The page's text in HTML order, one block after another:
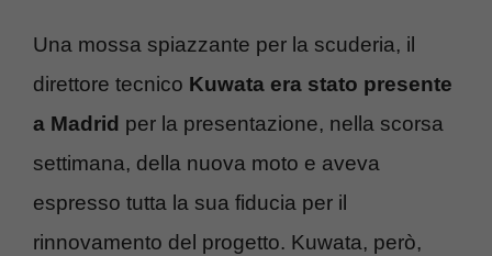
Una mossa spiazzante per la scuderia, il
direttore tecnico Kuwata era stato presente
a Madrid per la presentazione, nella scorsa
settimana, della nuova moto e aveva
espresso tutta la sua fiducia per il
rinnovamento del progetto. Kuwata, però,